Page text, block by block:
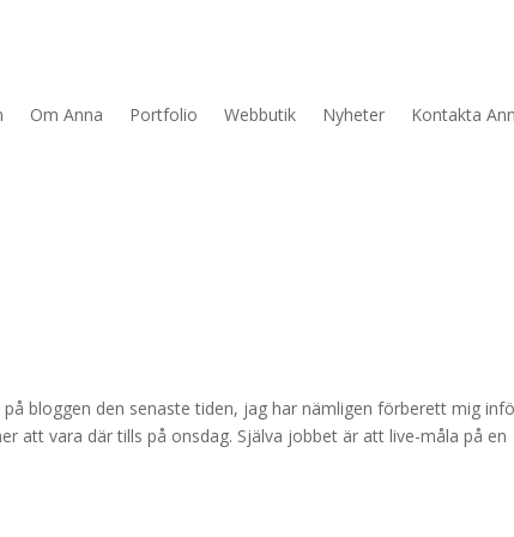
Om Anna Portfolio Webbutik Nyheter Kontakta
bloggen den senaste tiden, jag har nämligen förberett mig
att vara där tills på onsdag. Själva jobbet är att live-måla på en